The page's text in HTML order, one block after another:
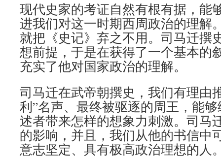
现代史家的考证自然有根有据，能
进我们对这一时期西周政治的理解
就把《史记》弃之不用。司马迁撰
想前提，于是在获得了一个基本的
充实了他对国家政治的理解。
司马迁在武帝朝撰史，我们有理由
利”名声、最终被驱逐的周王，能
述者带来怎样的想象力刺激。司马
的影响，并且，我们从他的书信中
意志坚定、具有极高政治理想的人